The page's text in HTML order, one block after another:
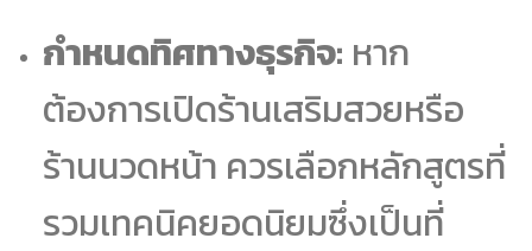
กำหนดทิศทางธุรกิจ: หาก
ต้องการเปิดร้านเสริมสวยหรือ
ร้านนวดหน้า ควรเลือกหลักสูตรที่
รวมเทคนิคยอดนิยมซึ่งเป็นที่